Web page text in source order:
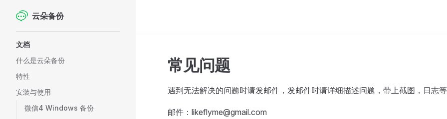
Skip to content
云朵备份
文档
什么是云朵备份
特性
安装与使用
微信4 Windows 备份
常见问题
遇到无法解决的问题时请发邮件，发邮件时请详细描述问题，带上截图，日志
邮件：likeflyme@gmail.com